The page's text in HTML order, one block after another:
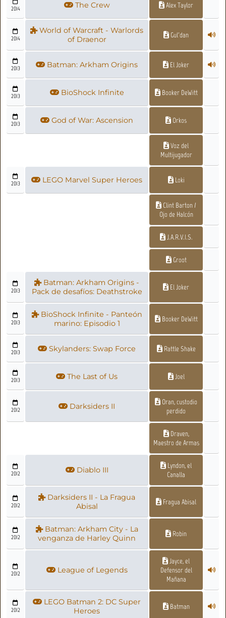
2014 The Crew Alex Taylor
2014
World of Warcraft - Warlords
of Draenor
Gul'dan
2013 Batman: Arkham Origins El Joker
2013 BioShock Infinite Booker DeWitt
2013 God of War: Ascension Orkos
Voz del
Multijugador
2013 LEGO Marvel Super Heroes Loki
Clint Barton /
Ojo de Halcón
J.A.R.V.I.S.
Groot
2013
Batman: Arkham Origins -
Pack de desafíos: Deathstroke
El Joker
2013
BioShock Infinite - Panteón
marino: Episodio 1
Booker DeWitt
2013 Skylanders: Swap Force Rattle Shake
2013 The Last of Us Joel
2012 Darksiders II
Oran, custodio
perdido
Draven,
Maestro de Armas
2012 Diablo III
Lyndon, el
Canalla
2012
Darksiders II - La Fragua
Abisal
Fragua Abisal
2012
Batman: Arkham City - La
venganza de Harley Quinn
Robin
2012 League of Legends
Jayce, el
Defensor del
Mañana
2012
LEGO Batman 2: DC Super
Heroes
Batman